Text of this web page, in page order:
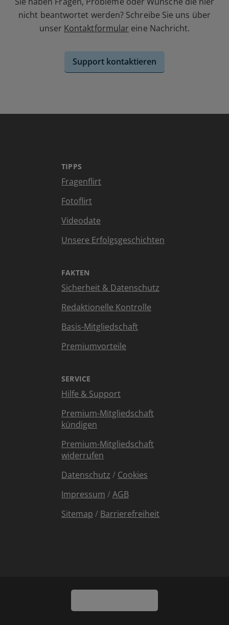
nicht beantwortet werden? Schreibe Sie uns über
unser Kontaktformular eine Nachricht.
Support kontaktieren
TIPPS
Fragenflirt
Fotoflirt
Videodate
Unsere Erfolgsgeschichten
FAKTEN
Sicherheit & Datenschutz
Redaktionelle Kontrolle
Basis-Mitgliedschaft
Premiumvorteile
SERVICE
Hilfe & Support
Premium-Mitgliedschaft
kündigen
Premium-Mitgliedschaft
widerrufen
Datenschutz / Cookies
Impressum /AGB
Sitemap / Barrierefreiheit